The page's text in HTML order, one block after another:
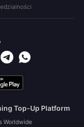
Top-Up Platform
Worldwide